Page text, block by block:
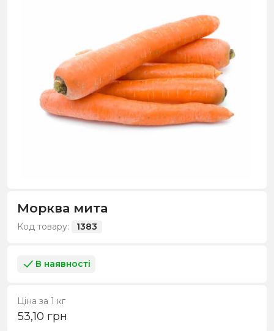
Морква мита
Код товару: 1383
В наявності
Ціна за 1 кг
53,10 грн